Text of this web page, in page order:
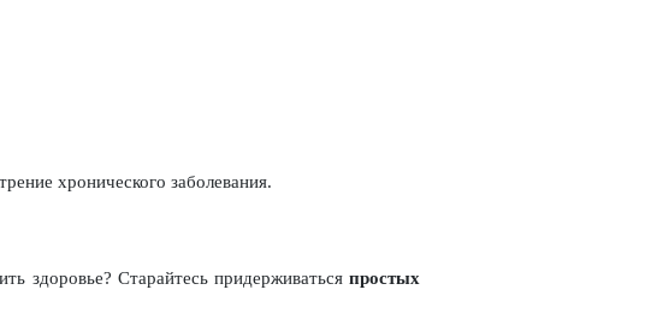
хронического заболевания.
здоровье? Старайтесь придерживатьсяпростых